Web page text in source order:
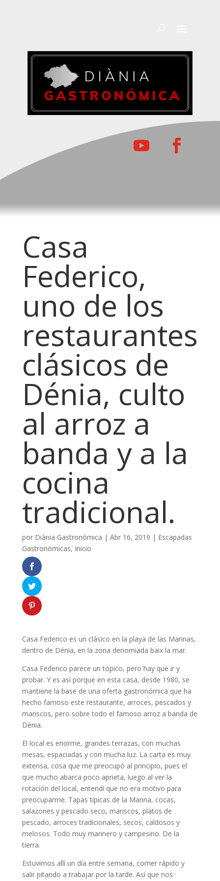
Casa
Federico,
uno de los
restaurantes
clásicos de
Dénia, culto
al arroz a
banda y a la
cocina
tradicional.
por Diània Gastronómica | Abr 16, 2019 | Escapadas
Gastronómicas, Inicio
Casa Federico es un clásico en la playa de las Marinas,
dentro de Dénia, en la zona denomiada baix la mar.
Casa Federico parece un tópico, pero hay que ir y
probar. Y es así porque en esta casa, desde 1980, se
mantiene la base de una oferta gastronómica que ha
hecho famoso este restaurante, arroces, pescados y
mariscos, pero sobre todo el famoso arroz a banda de
Dénia.
El local es enorme, grandes terrazas, con muchas
mesas, espaciadas y con mucha luz. La carta es muy
extensa, cosa que me preocupó al principio, pues el
que mucho abarca poco aprieta, luego al ver la
rotación del local, entendí que no era motivo para
preocuparme. Tapas típicas de la Marina, cocas,
salazones y pescado seco, mariscos, platos de
pescado, arroces tradicionales, secos, caldosos y
melosos. Todo muy marinero y campesino. De la
tierra.
Estuvimos allí un día entre semana, comer rápido y
salir pitando a trabajar por la tarde. Así que nos